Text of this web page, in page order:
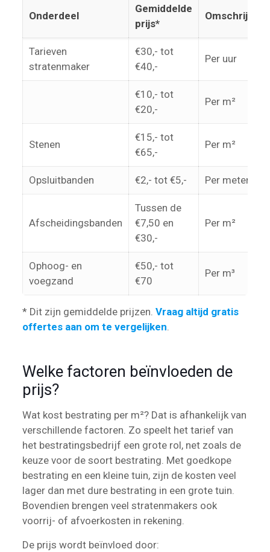
Onderdeel
Gemiddelde
prijs*
Omschrijving
Tarieven
stratenmaker
€30,- tot
€40,-
Per uur
€10,- tot
€20,-
Per m²
Stenen
€15,- tot
€65,-
Per m²
Opsluitbanden €2,- tot €5,- Per meter
Afscheidingsbanden
Tussen de
€7,50 en
€30,-
Per m²
Ophoog- en
voegzand
€50,- tot
€70
Per m³
* Dit zijn gemiddelde prijzen. Vraag altijd gratis
offertes aan om te vergelijken.
Welke factoren beïnvloeden de
prijs?
Wat kost bestrating per m²? Dat is afhankelijk van
verschillende factoren. Zo speelt het tarief van
het bestratingsbedrijf een grote rol, net zoals de
keuze voor de soort bestrating. Met goedkope
bestrating en een kleine tuin, zijn de kosten veel
lager dan met dure bestrating in een grote tuin.
Bovendien brengen veel stratenmakers ook
voorrij- of afvoerkosten in rekening.
De prijs wordt beïnvloed door: